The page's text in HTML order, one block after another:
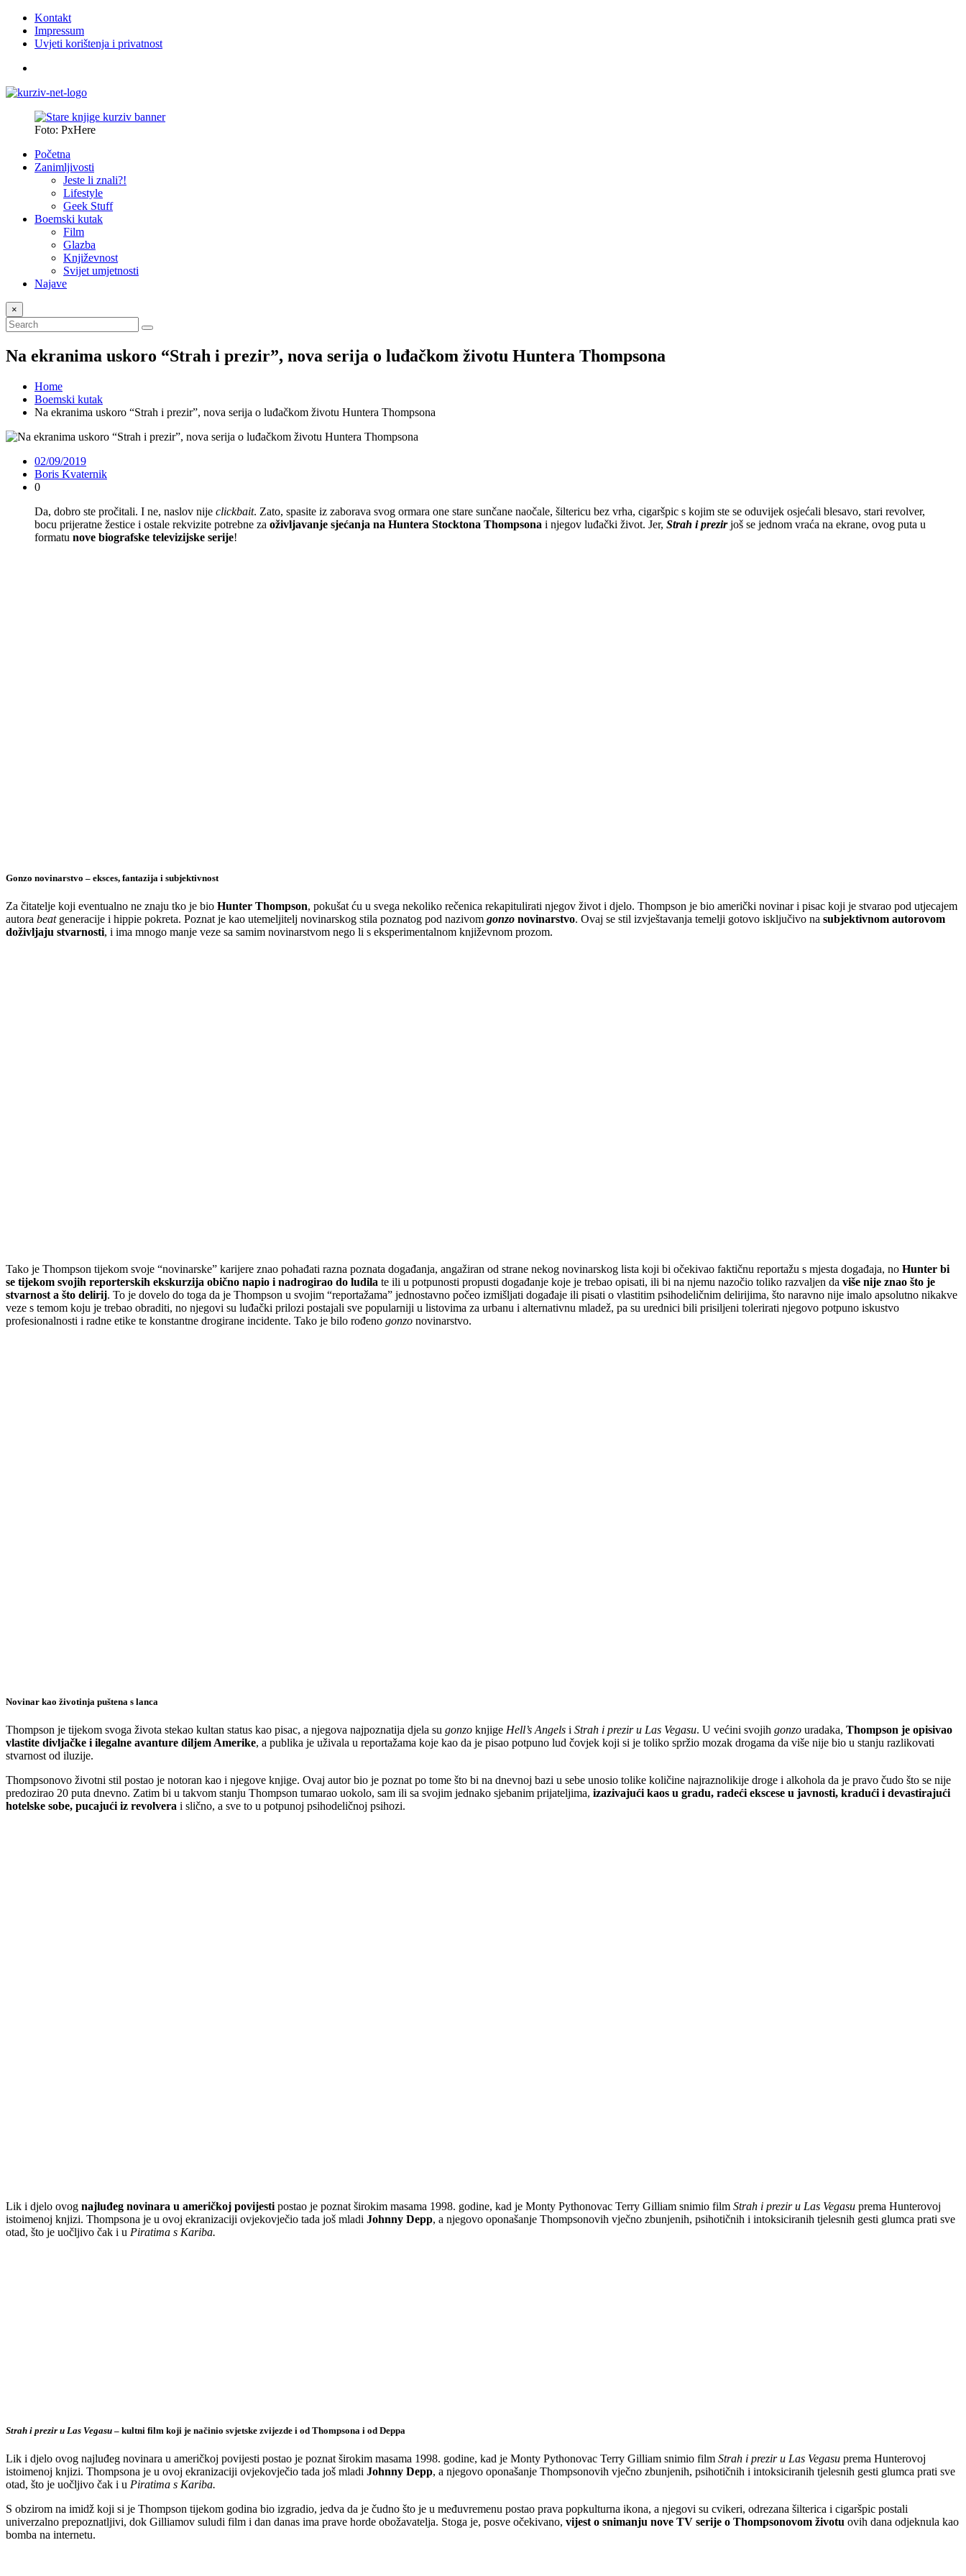
Kontakt
Impressum
Uvjeti korištenja i privatnost
Foto: PxHere
Početna
Zanimljivosti
Jeste li znali?!
Lifestyle
Geek Stuff
Boemski kutak
Film
Glazba
Književnost
Svijet umjetnosti
Najave
×
Na ekranima uskoro “Strah i prezir”, nova serija o luđačkom životu Huntera Thompsona
Home
Boemski kutak
Na ekranima uskoro “Strah i prezir”, nova serija o luđačkom životu Huntera Thompsona
02/09/2019
Boris Kvaternik
0
Da, dobro ste pročitali. I ne, naslov nije clickbait. Zato, spasite iz zaborava svog ormara one stare sunčane naočale, šiltericu bez vrha, cigaršpic s kojim ste se oduvijek osjećali blesavo, stari revolver,
bocu prijeratne žestice i ostale rekvizite potrebne za oživljavanje sjećanja na Huntera Stocktona Thompsona i njegov luđački život. Jer, Strah i prezirjoš se jednom vraća na ekrane, ovog puta u
formatu nove biografske televizijske serije!
Gonzo novinarstvo – eksces, fantazija i subjektivnost
Za čitatelje koji eventualno ne znaju tko je bio Hunter Thompson, pokušat ću u svega nekoliko rečenica rekapitulirati njegov život i djelo. Thompson je bio američki novinar i pisac koji je stvarao pod utjecajem
autora beatgeneracije i hippie pokreta. Poznat je kao utemeljitelj novinarskog stila poznatog pod nazivom gonzo novinarstvo. Ovaj se stil izvještavanja temelji gotovo isključivo na subjektivnom autorovom
doživljaju stvarnosti, i ima mnogo manje veze sa samim novinarstvom nego li s eksperimentalnom književnom prozom.
Tako je Thompson tijekom svoje “novinarske” karijere znao pohađati razna poznata događanja, angažiran od strane nekog novinarskog lista koji bi očekivao faktičnu reportažu s mjesta događaja, no Hunter bi
se tijekom svojih reporterskih ekskurzija obično napio i nadrogirao do ludila te ili u potpunosti propusti događanje koje je trebao opisati, ili bi na njemu nazočio toliko razvaljen da više nije znao što je
stvarnost a što delirij. To je dovelo do toga da je Thompson u svojim “reportažama” jednostavno počeo izmišljati događaje ili pisati o vlastitim psihodeličnim delirijima, što naravno nije imalo apsolutno nikakve
veze s temom koju je trebao obraditi, no njegovi su luđački prilozi postajali sve popularniji u listovima za urbanu i alternativnu mladež, pa su urednici bili prisiljeni tolerirati njegovo potpuno iskustvo
profesionalnosti i radne etike te konstantne drogirane incidente. Tako je bilo rođeno gonzo novinarstvo.
Novinar kao životinja puštena s lanca
Thompson je tijekom svoga života stekao kultan status kao pisac, a njegova najpoznatija djela su gonzo knjige Hell’s Angels i Strah i prezir u Las Vegasu. U većini svojih gonzo uradaka, Thompson je opisivao
vlastite divljačke i ilegalne avanture diljem Amerike, a publika je uživala u reportažama koje kao da je pisao potpuno lud čovjek koji si je toliko spržio mozak drogama da više nije bio u stanju razlikovati
stvarnost od iluzije.
Thompsonovo životni stil postao je notoran kao i njegove knjige. Ovaj autor bio je poznat po tome što bi na dnevnoj bazi u sebe unosio tolike količine najraznolikije droge i alkohola da je pravo čudo što se nije
predozirao 20 puta dnevno. Zatim bi u takvom stanju Thompson tumarao uokolo, sam ili sa svojim jednako sjebanim prijateljima, izazivajući kaos u gradu, radeći ekscese u javnosti, kradući i devastirajući
hotelske sobe, pucajući iz revolvera i slično, a sve to u potpunoj psihodeličnoj psihozi.
Lik i djelo ovog najluđeg novinara u američkoj povijesti postao je poznat širokim masama 1998. godine, kad je Monty Pythonovac Terry Gilliam snimio film Strah i prezir u Las Vegasu prema Hunterovoj
istoimenoj knjizi. Thompsona je u ovoj ekranizaciji ovjekovječio tada još mladi Johnny Depp, a njegovo oponašanje Thompsonovih vječno zbunjenih, psihotičnih i intoksiciranih tjelesnih gesti glumca prati sve
otad, što je uočljivo čak i u Piratima s Kariba.
Strah i prezir u Las Vegasu – kultni film koji je načinio svjetske zvijezde i od Thompsona i od Deppa
Lik i djelo ovog najluđeg novinara u američkoj povijesti postao je poznat širokim masama 1998. godine, kad je Monty Pythonovac Terry Gilliam snimio film Strah i prezir u Las Vegasu prema Hunterovoj
istoimenoj knjizi. Thompsona je u ovoj ekranizaciji ovjekovječio tada još mladi Johnny Depp, a njegovo oponašanje Thompsonovih vječno zbunjenih, psihotičnih i intoksiciranih tjelesnih gesti glumca prati sve
otad, što je uočljivo čak i u Piratima s Kariba.
S obzirom na imidž koji si je Thompson tijekom godina bio izgradio, jedva da je čudno što je u međuvremenu postao prava popkulturna ikona, a njegovi su cvikeri, odrezana šilterica i cigaršpic postali
univerzalno prepoznatljivi, dok Gilliamov suludi film i dan danas ima prave horde obožavatelja. Stoga je, posve očekivano, vijest o snimanju nove TV serije o Thompsonovom životu ovih dana odjeknula kao
bomba na internetu.